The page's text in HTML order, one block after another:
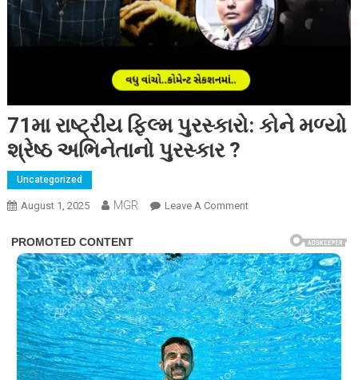
71મા રાષ્ટ્રીય ફિલ્મ પુરસ્કારો: કોને મળ્યો
શ્રેષ્ઠ અભિનેતાનો પુરસ્કાર ?
Uncategorized
August 1, 2025 MGR Leave A CommentOn
ફિલ્મ
પુરસ્કારો:
કોને
મળ્યો
શ્રેષ્ઠ
અભિનેતાનો
પુરસ્કાર